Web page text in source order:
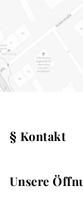
§ Kontakt
Unsere